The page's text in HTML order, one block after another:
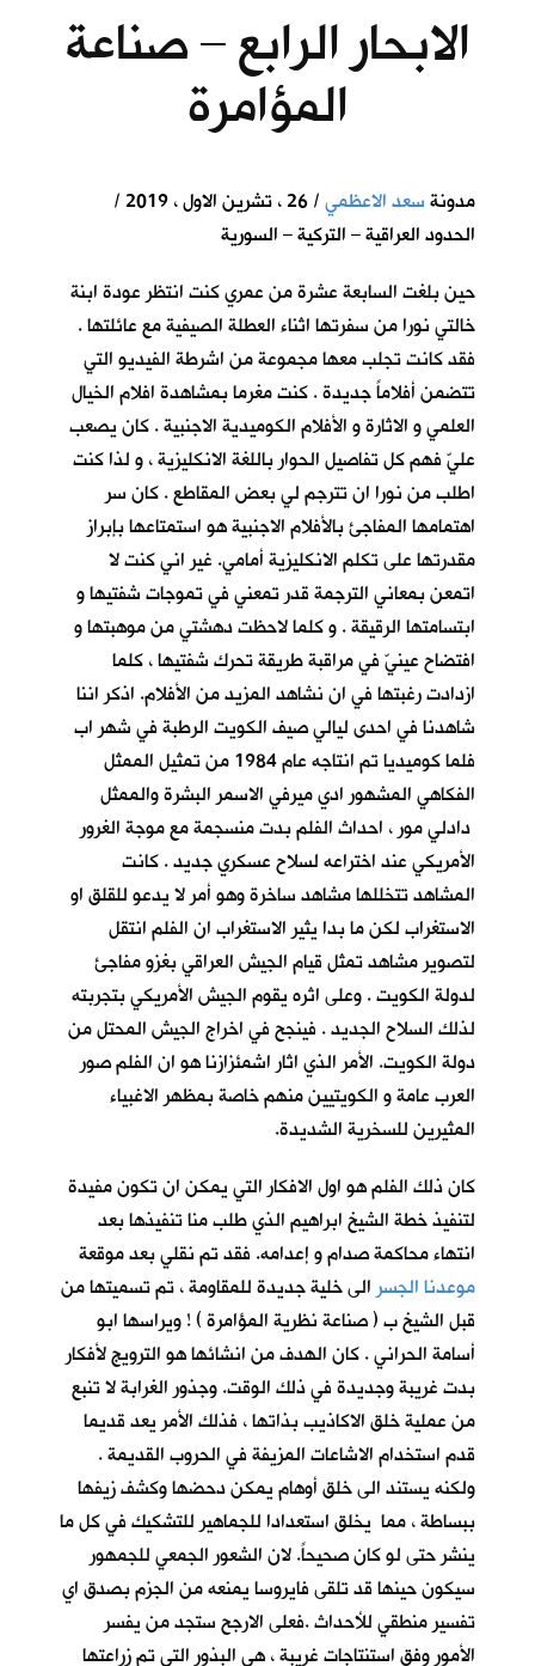
الابحار الرابع – صناعة
المؤامرة
مدونةسعد الاعظمي
/ 26 ، تشرين الاول ، 2019 /
الحدود العراقية – التركية – السورية
حين بلغت السابعة عشرة من عمري كنت انتظر عودة ابنة
خالتي نورا من سفرتها اثناء العطلة الصيفية مع عائلتها .
فقد كانت تجلب معها مجموعة من اشرطة الفيديو التي
تتضمن أفلاماً جديدة . كنت مغرما بمشاهدة افلام الخيال
العلمي و الاثارة و الأفلام الكوميدية الاجنبية . كان يصعب
عليّ فهم كل تفاصيل الحوار باللغة الانكليزية ، و لذا كنت
اطلب من نورا ان تترجم لي بعض المقاطع . كان سر
اهتمامها المفاجئ بالأفلام الاجنبية هو استمتاعها بإبراز
مقدرتها على تكلم الانكليزية أمامي. غير اني كنت لا
اتمعن بمعاني الترجمة قدر تمعني في تموجات شفتيها و
ابتسامتها الرقيقة . و كلما لاحظت دهشتي من موهبتها و
افتضاح عينيّ في مراقبة طريقة تحرك شفتيها ، كلما
ازدادت رغبتها في ان نشاهد المزيد من الأفلام. اذكر اننا
شاهدنا في احدى ليالي صيف الكويت الرطبة في شهر اب
فلما كوميديا تم انتاجه عام 1984 من تمثيل الممثل
الفكاهي المشهور ادي ميرفي الاسمر البشرة والممثل
دادلي مور ، احداث الفلم بدت منسجمة مع موجة الغرور
الأمريكي عند اختراعه لسلاح عسكري جديد . كانت
المشاهد تتخللها مشاهد ساخرة وهو أمر لا يدعو للقلق او
الاستغراب لكن ما بدا يثير الاستغراب ان الفلم انتقل
لتصوير مشاهد تمثل قيام الجيش العراقي بغزو مفاجئ
لدولة الكويت . وعلى اثره يقوم الجيش الأمريكي بتجربته
لذلك السلاح الجديد . فينجح في اخراج الجيش المحتل من
دولة الكويت. الأمر الذي اثار اشمئزازنا هو ان الفلم صور
العرب عامة و الكويتيين منهم خاصة بمظهر الاغبياء
المثيرين للسخرية الشديدة.
كان ذلك الفلم هو اول الافكار التي يمكن ان تكون مفيدة
لتنفيذ خطة الشيخ ابراهيم الذي طلب منا تنفيذها بعد
انتهاء محاكمة صدام و إعدامه. فقد تم نقلي بعد موقعة
موعدنا الجسرالى خلية جديدة للمقاومة ، تم تسميتها من
قبل الشيخ ب ( صناعة نظرية المؤامرة ) ! ويراسها ابو
أسامة الحراني . كان الهدف من انشائها هو الترويج لأفكار
بدت غريبة وجديدة في ذلك الوقت. وجذور الغرابة لا تنبع
من عملية خلق الاكاذيب بذاتها ، فذلك الأمر يعد قديما
قدم استخدام الاشاعات المزيفة في الحروب القديمة .
ولكنه يستند الى خلق أوهام يمكن دحضها وكشف زيفها
ببساطة ، مما يخلق استعدادا للجماهير للتشكيك في كل ما
ينشر حتى لو كان صحيحاً. لان الشعور الجمعي للجمهور
سيكون حينها قد تلقى فايروسا يمنعه من الجزم بصدق اي
تفسير منطقي للأحداث .فعلى الارجح ستجد من يفسر
الأمور وفق استنتاجات غريبة ، هي البذور التي تم زراعتها